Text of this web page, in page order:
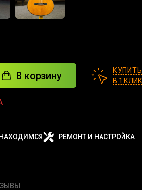
В корзину
КУПИТЬ
В 1 КЛИК
РЕМОНТ И НАСТРОЙКА